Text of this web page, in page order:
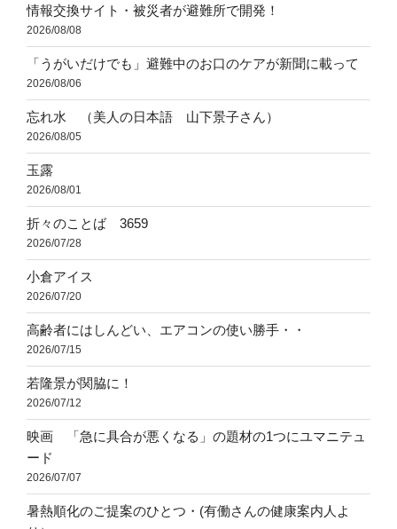
情報交換サイト・被災者が避難所で開発！
2026/08/08
「うがいだけでも」避難中のお口のケアが新聞に載って
2026/08/06
忘れ水 （美人の日本語 山下景子さん）
2026/08/05
玉露
2026/08/01
折々のことば 3659
2026/07/28
小倉アイス
2026/07/20
高齢者にはしんどい、エアコンの使い勝手・・
2026/07/15
若隆景が関脇に！
2026/07/12
映画 「急に具合が悪くなる」の題材の1つにユマニテュ
ード
2026/07/07
暑熱順化のご提案のひとつ・(有働さんの健康案内人よ